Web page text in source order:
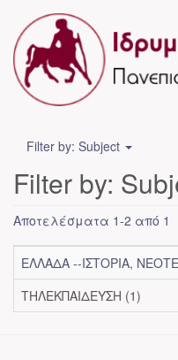
Filter by: Subject
Filter by:
Αποτελέσματα 1-2 από 1
ΕΛΛΑΔΑ --ΙΣΤΟΡΙΑ,
ΤΗΛΕΚΠΑΙΔΕΥΣΗ (1)